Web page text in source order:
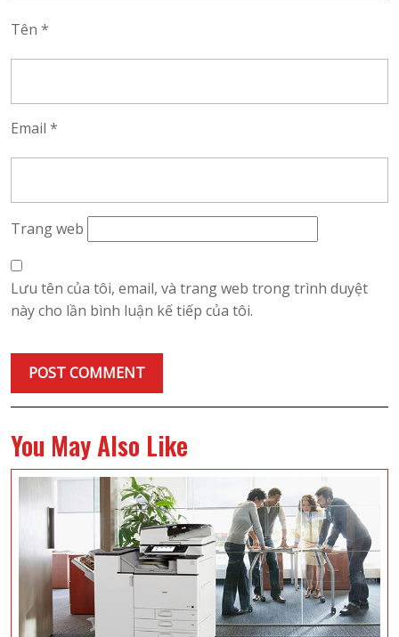
Tên *
Email *
Trang web
Lưu tên của tôi, email, và trang web trong trình duyệt
này cho lần bình luận kế tiếp của tôi.
You May Also Like